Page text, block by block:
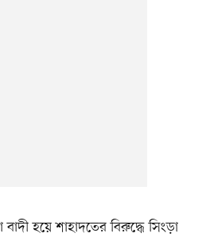
হয়ে শাহাদতের বিরুদ্ধে সিংড়া